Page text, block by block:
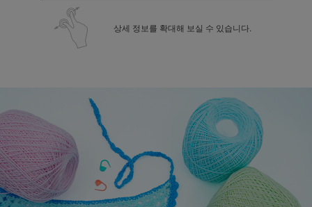
상세 정보를 확대해 보실 수 있습니다.